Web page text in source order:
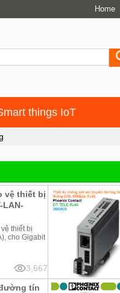
Home
things IoT
3,667
vệ thiết bị
LAN-
thiết bị
cho Gigabit
tín